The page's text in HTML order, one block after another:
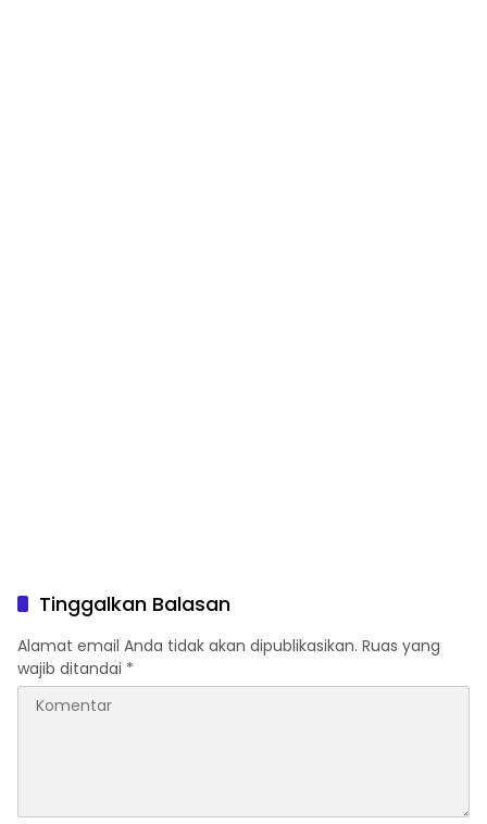
Tinggalkan Balasan
Alamat email Anda tidak akan dipublikasikan. Ruas yang
wajib ditandai *